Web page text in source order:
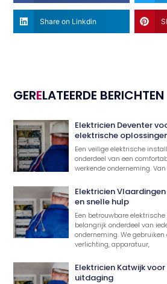
Share on Linkdin
GERELATEERDE BERICHTEN
Elektricien Deventer
elektrische
Een veilige elektrische
onderdeel van een
werkende onderneming.
Elektricien
en snelle hulp
Een betrouwbare
belangrijk onderdeel van
onderneming. We
verlichting, apparatuur,
Elektricien Katwijk
uitdaging